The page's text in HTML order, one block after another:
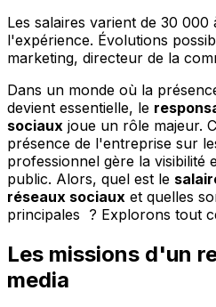
Les salaires varient de 30
l'expérience. Évolutions
marketing, directeur de la
Dans un monde où la
devient essentielle, le
sociaux joue un rôle majeur.
présence de l'entreprise sur
professionnel gère la visibilité
public. Alors, quel est le
réseaux sociaux et quelles
principales ? Explorons tout
Les missions d'un
media